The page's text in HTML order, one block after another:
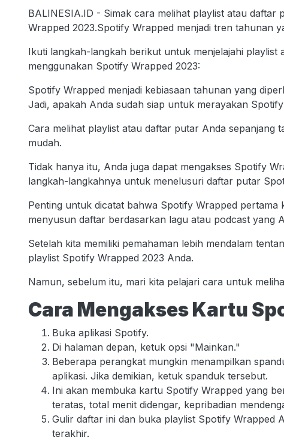
BALINESIA.ID - Simak cara melihat playlist atau
Wrapped 2023.Spotify Wrapped menjadi tren tahunan
Ikuti langkah-langkah berikut untuk menjelajahi playlist
menggunakan Spotify Wrapped 2023:
Spotify Wrapped menjadi kebiasaan tahunan yang
Jadi, apakah Anda sudah siap untuk merayakan
Cara melihat playlist atau daftar putar Anda sepanjang
mudah.
Tidak hanya itu, Anda juga dapat mengakses Spotify
langkah-langkahnya untuk menelusuri daftar putar
Penting untuk dicatat bahwa Spotify Wrapped
menyusun daftar berdasarkan lagu atau podcast yang
Setelah kita memiliki pemahaman lebih mendalam
playlist Spotify Wrapped 2023 Anda.
Namun, sebelum itu, mari kita pelajari cara untuk
Cara Mengakses Kartu
Buka aplikasi Spotify.
Di halaman depan, ketuk opsi "Mainkan."
Beberapa perangkat mungkin menampilkan
aplikasi. Jika demikian, ketuk spanduk tersebut.
Ini akan membuka kartu Spotify Wrapped yang
teratas, total menit didengar, kepribadian
Gulir daftar ini dan buka playlist Spotify Wrapped
terakhir.